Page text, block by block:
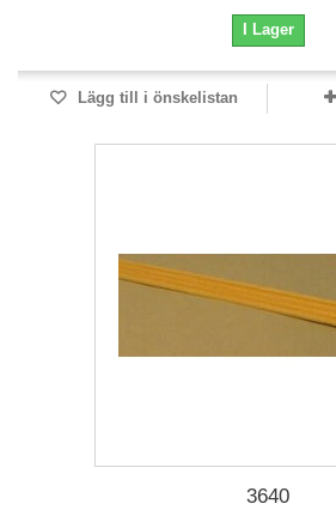
I Lager
Lägg till i önskelistan
3640